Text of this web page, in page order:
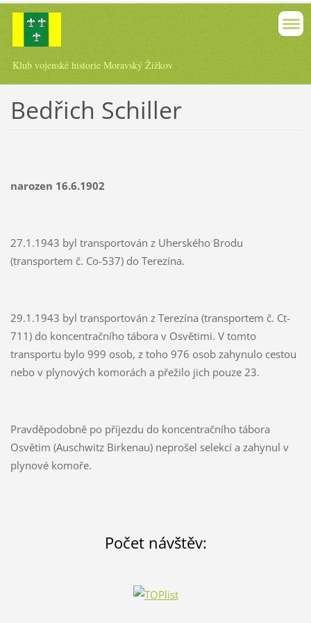
Klub vojenské historie Moravský Žižkov
Bedřich Schiller
narozen 16.6.1902
27.1.1943 byl transportován z Uherského Brodu
(transportem č. Co-537) do Terezína.
29.1.1943 byl transportován z Terezína (transportem č. Ct-
711) do koncentračního tábora v Osvětimi. V tomto
transportu bylo 999 osob, z toho 976 osob zahynulo cestou
nebo v plynových komorách a přežilo jich pouze 23.
Pravděpodobně po příjezdu do koncentračního tábora
Osvětim (Auschwitz Birkenau) neprošel selekcí a zahynul v
plynové komoře.
Počet návštěv: